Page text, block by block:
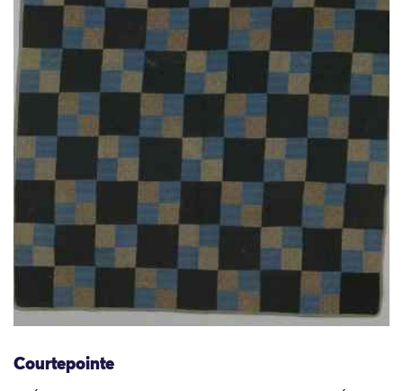
Courtepointe